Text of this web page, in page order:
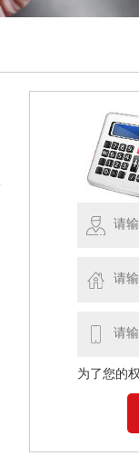
为了您的